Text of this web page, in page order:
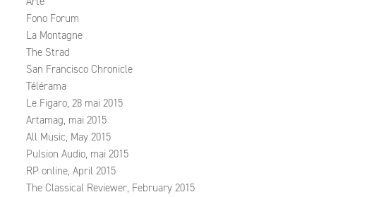
Fono Forum
La Montagne
The Strad
San Francisco Chronicle
Télérama
Le Figaro, 28 mai 2015
Artamag, mai 2015
All Music, May 2015
Pulsion Audio, mai 2015
RP online, April 2015
The Classical Reviewer, February 2015